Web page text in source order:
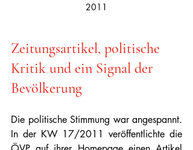
2011
Zeitungsartikel, politische
Kritik und ein Signal der
Bevölkerung
Die politische Stimmung war angespannt.
In der KW 17/2011 veröffentlichte die